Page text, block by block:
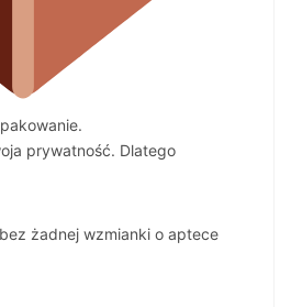
prywatność. Dlatego
żadnej wzmianki o aptece